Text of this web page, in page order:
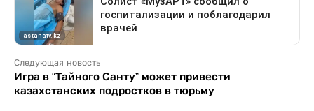
Следующая новость
Игра в “Тайного Санту” может привести
казахстанских подростков в тюрьму